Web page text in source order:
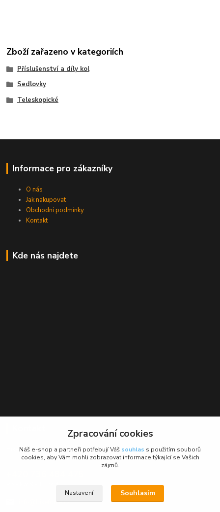
Zboží zařazeno v kategoriích
Příslušenství a díly kol
Sedlovky
Teleskopické
Informace pro zákazníky
O nás
Jak nakupovat
Obchodní podmínky
Kontakt
Kde nás najdete
BikeForce.cz
info@bikeforce.cz
Zpracování cookies
Náš e-shop a partneři potřebují Váš souhlas s použitím souborů
cookies, aby Vám mohli zobrazovat informace týkající se Vašich
zájmů.
Nastavení Souhlasím